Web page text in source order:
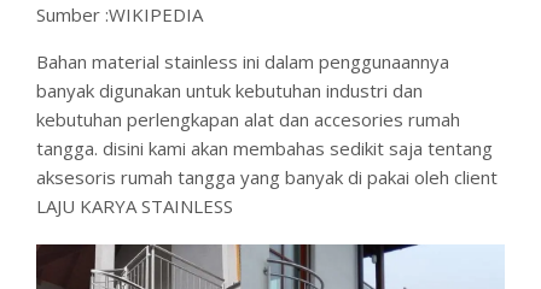
Sumber :WIKIPEDIA
Bahan material stainless ini dalam penggunaannya
banyak digunakan untuk kebutuhan industri dan
kebutuhan perlengkapan alat dan accesories rumah
tangga. disini kami akan membahas sedikit saja tentang
aksesoris rumah tangga yang banyak di pakai oleh client
LAJU KARYA STAINLESS